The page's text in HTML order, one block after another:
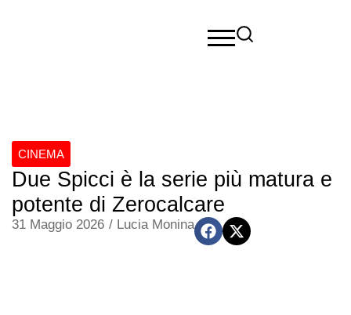
CINEMA
Due Spicci è la serie più matura e
potente di Zerocalcare
31 Maggio 2026 / Lucia Monina